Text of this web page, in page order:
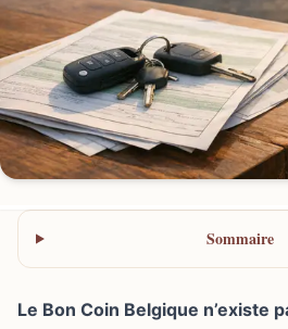
Sommaire
Le Bon Coin Belgique n’existe